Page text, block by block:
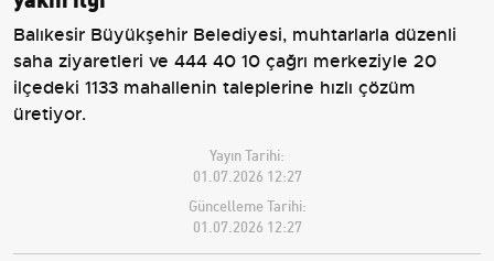
Balıkesir Büyükşehir Belediyesi, muhtarlarla düzenli
saha ziyaretleri ve 444 40 10 çağrı merkeziyle 20
ilçedeki 1133 mahallenin taleplerine hızlı çözüm
üretiyor.
Yayın Tarihi:
01.07.2026 12:27
Güncelleme Tarihi:
01.07.2026 12:27